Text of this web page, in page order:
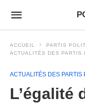
ACCUEIL
PARTIS
ACTUALITÉS DES PARTIS
ACTUALITÉS DES PARTIS
L’égalité